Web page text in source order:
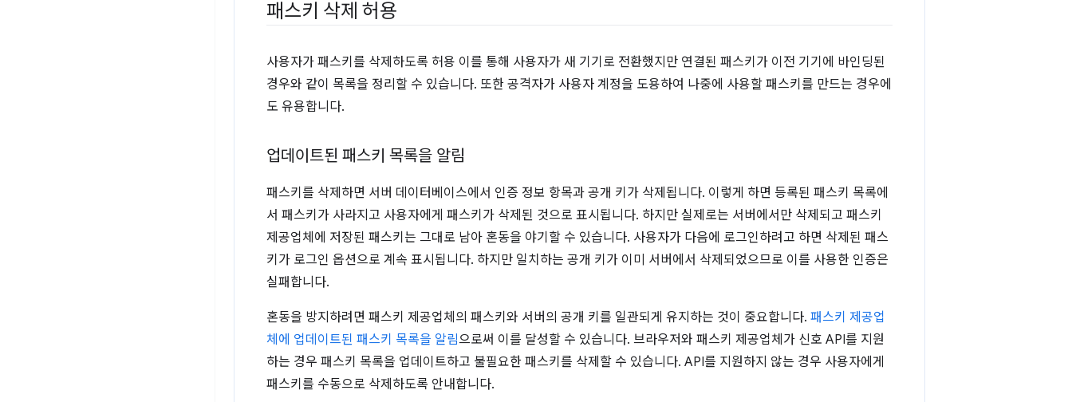
패스키 삭제 허용
사용자가 패스키를 삭제하도록 허용 이를 통해 사용자가 새 기기로 전환했지만 연결된 패스키가 이전 기기에 바인딩된
경우와 같이 목록을 정리할 수 있습니다. 또한 공격자가 사용자 계정을 도용하여 나중에 사용할 패스키를 만드는 경우에
도 유용합니다.
업데이트된 패스키 목록을 알림
패스키를 삭제하면 서버 데이터베이스에서 인증 정보 항목과 공개 키가 삭제됩니다. 이렇게 하면 등록된 패스키 목록에
서 패스키가 사라지고 사용자에게 패스키가 삭제된 것으로 표시됩니다. 하지만 실제로는 서버에서만 삭제되고 패스키
제공업체에 저장된 패스키는 그대로 남아 혼동을 야기할 수 있습니다. 사용자가 다음에 로그인하려고 하면 삭제된 패스
키가 로그인 옵션으로 계속 표시됩니다. 하지만 일치하는 공개 키가 이미 서버에서 삭제되었으므로 이를 사용한 인증은
실패합니다.
혼동을 방지하려면 패스키 제공업체의 패스키와 서버의 공개 키를 일관되게 유지하는 것이 중요합니다. 패스키 제공업
체에 업데이트된 패스키 목록을 알림으로써 이를 달성할 수 있습니다. 브라우저와 패스키 제공업체가 신호 API를 지원
하는 경우 패스키 목록을 업데이트하고 불필요한 패스키를 삭제할 수 있습니다. API를 지원하지 않는 경우 사용자에게
패스키를 수동으로 삭제하도록 안내합니다.